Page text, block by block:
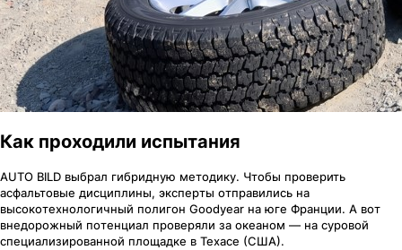
Как проходили испытания
AUTO BILD выбрал гибридную методику. Чтобы проверить
асфальтовые дисциплины, эксперты отправились на
высокотехнологичный полигон Goodyear на юге Франции. А вот
внедорожный потенциал проверяли за океаном — на суровой
специализированной площадке в Техасе (США).